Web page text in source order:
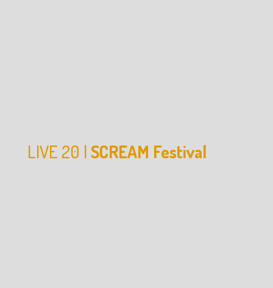
LIVE 20 |SCREAM Festival